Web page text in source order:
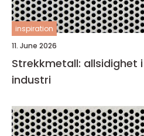
inspiration
11. June 2026
Strekkmetall: allsidighet
industri